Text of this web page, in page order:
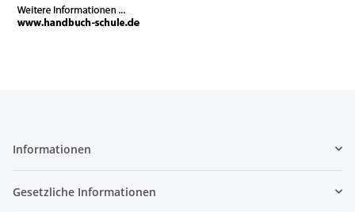
Informationen
Gesetzliche Informationen